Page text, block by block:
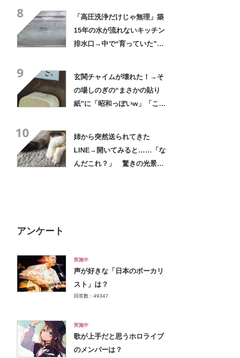
8
「高圧洗浄だけじゃ無理」築
15年の水が流れないキッチン
排水口→中で“育っていた”の
9
玄関チャイムが壊れた！→そ
の場しのぎの“まさかの貼り
紙”に「昭和っぽいw」「こん
10
姉から突然送られてきた
LINE→開いてみると……「な
んだこれ？」 驚きの光景に
アンケート
実施中
声が好きな「日本のボーカリ
スト」は？
回答数：49347
実施中
歌が上手だと思うホロライブ
のメンバーは？